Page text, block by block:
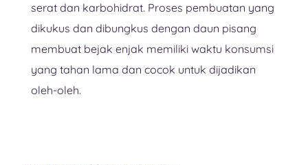
serat dan karbohidrat. Proses pembuatan yang
dikukus dan dibungkus dengan daun pisang
membuat bejak enjak memiliki waktu konsumsi
yang tahan lama dan cocok untuk dijadikan
oleh-oleh.